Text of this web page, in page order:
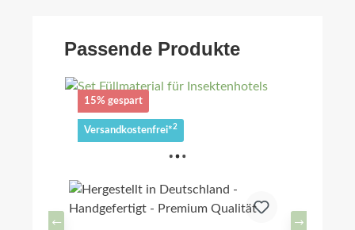
Passende Produkte
15% gespart
Versandkostenfrei*2